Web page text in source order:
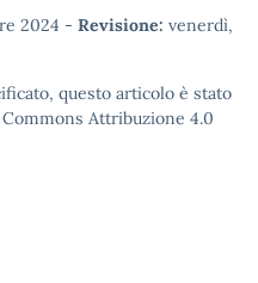
2024 - Revisione: venerdì,
questo articolo è stato
Attribuzione 4.0